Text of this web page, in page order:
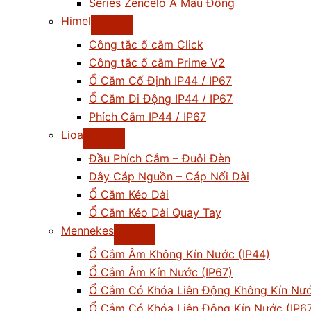
Series Zencelo A Màu Đồng
Himel
Công tắc ổ cắm Click
Công tắc ổ cắm Prime V2
Ổ Cắm Cố Định IP44 / IP67
Ổ Cắm Di Động IP44 / IP67
Phích Cắm IP44 / IP67
Lioa
Đầu Phích Cắm – Đuôi Đèn
Dây Cáp Nguồn – Cáp Nối Dài
Ổ Cắm Kéo Dài
Ổ Cắm Kéo Dài Quay Tay
Mennekes
Ổ Cắm Âm Không Kín Nước (IP44)
Ổ Cắm Âm Kín Nước (IP67)
Ổ Cắm Có Khóa Liên Động Không Kín